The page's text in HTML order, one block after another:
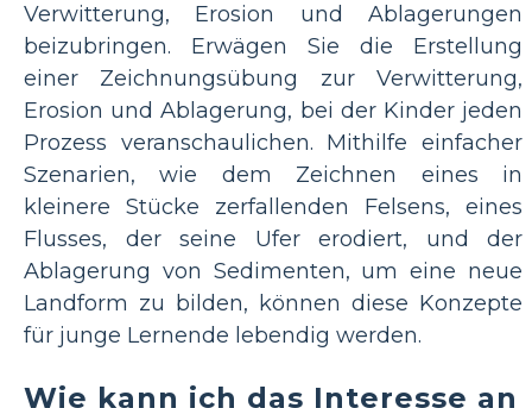
Verwitterung, Erosion und Ablagerungen
beizubringen. Erwägen Sie die Erstellung
einer Zeichnungsübung zur Verwitterung,
Erosion und Ablagerung, bei der Kinder jeden
Prozess veranschaulichen. Mithilfe einfacher
Szenarien, wie dem Zeichnen eines in
kleinere Stücke zerfallenden Felsens, eines
Flusses, der seine Ufer erodiert, und der
Ablagerung von Sedimenten, um eine neue
Landform zu bilden, können diese Konzepte
für junge Lernende lebendig werden.
Wie kann ich das Interesse an